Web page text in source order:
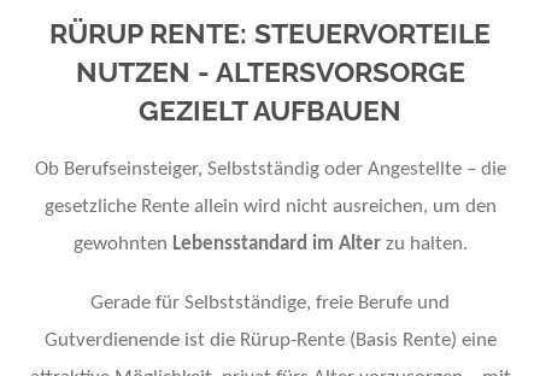
RÜRUP RENTE: STEUERVORTEILE
NUTZEN - ALTERSVORSORGE
GEZIELT AUFBAUEN
Ob Berufseinsteiger, Selbstständig oder Angestellte – die
gesetzliche Rente allein wird nicht ausreichen, um den
gewohnten Lebensstandard im Alterzu halten.
Gerade für Selbstständige, freie Berufe und
Gutverdienende ist die Rürup-Rente (Basis Rente) eine